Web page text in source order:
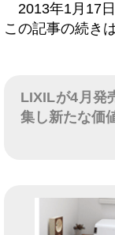
2013年1月17
この記事の続き
LIXILが4月発
集し新たな価